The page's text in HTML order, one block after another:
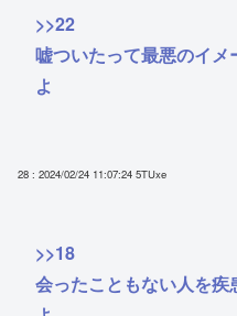
>>22
嘘ついたって最悪のイ
よ
28 : 2024/02/24 11:07:24 5TUxe
>>18
会ったこともない人を